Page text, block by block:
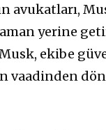
avukatları,
yerine
ekibe
vaadinden